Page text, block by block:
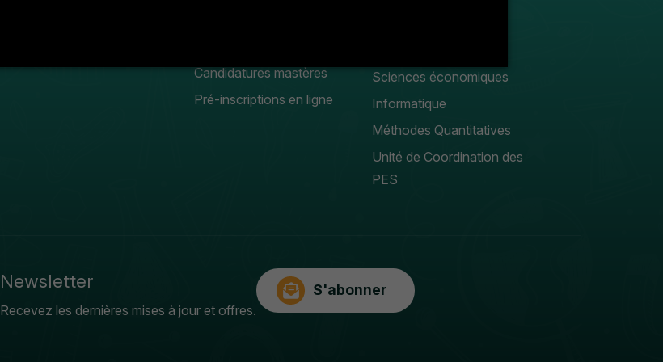
Candidatures mastères
Pré-inscriptions en ligne
Sciences économiques
Informatique
Méthodes Quantitatives
Unité de Coordination des
PES
Newsletter
Recevez les dernières mises à jour et offres.
S'abonner